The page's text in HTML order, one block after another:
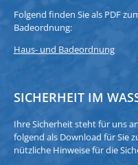
Folgend finden Sie als PDF
Badeordnung:
Haus- und Badeordnung
SICHERHEIT IM
Ihre Sicherheit steht für uns
folgend als Download für Sie
nützliche Hinweise für die